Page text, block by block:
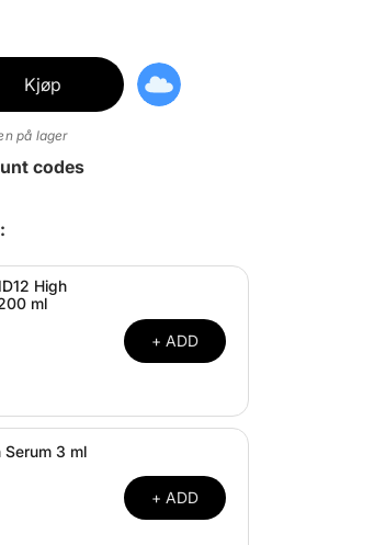
Kjøp
på lager
codes
High
ml
+ ADD
Serum 3 ml
+ ADD